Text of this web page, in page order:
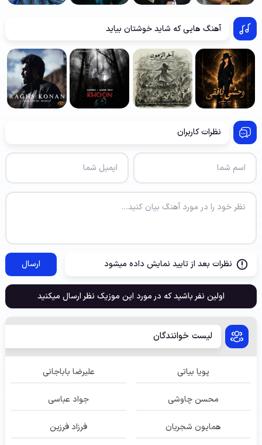
آهنگ هایی که شاید خوشتان بیاید
نظرات کاربران
نظرات بعد از تایید نمایش داده میشود ارسال
اولین نفر باشید که در مورد این موزیک نظر ارسال میکنید
لیست خوانندگان
پویا بیاتی علیرضا باباجانی
محسن چاوشی جواد عباسی
همایون شجریان فرزاد فرزین